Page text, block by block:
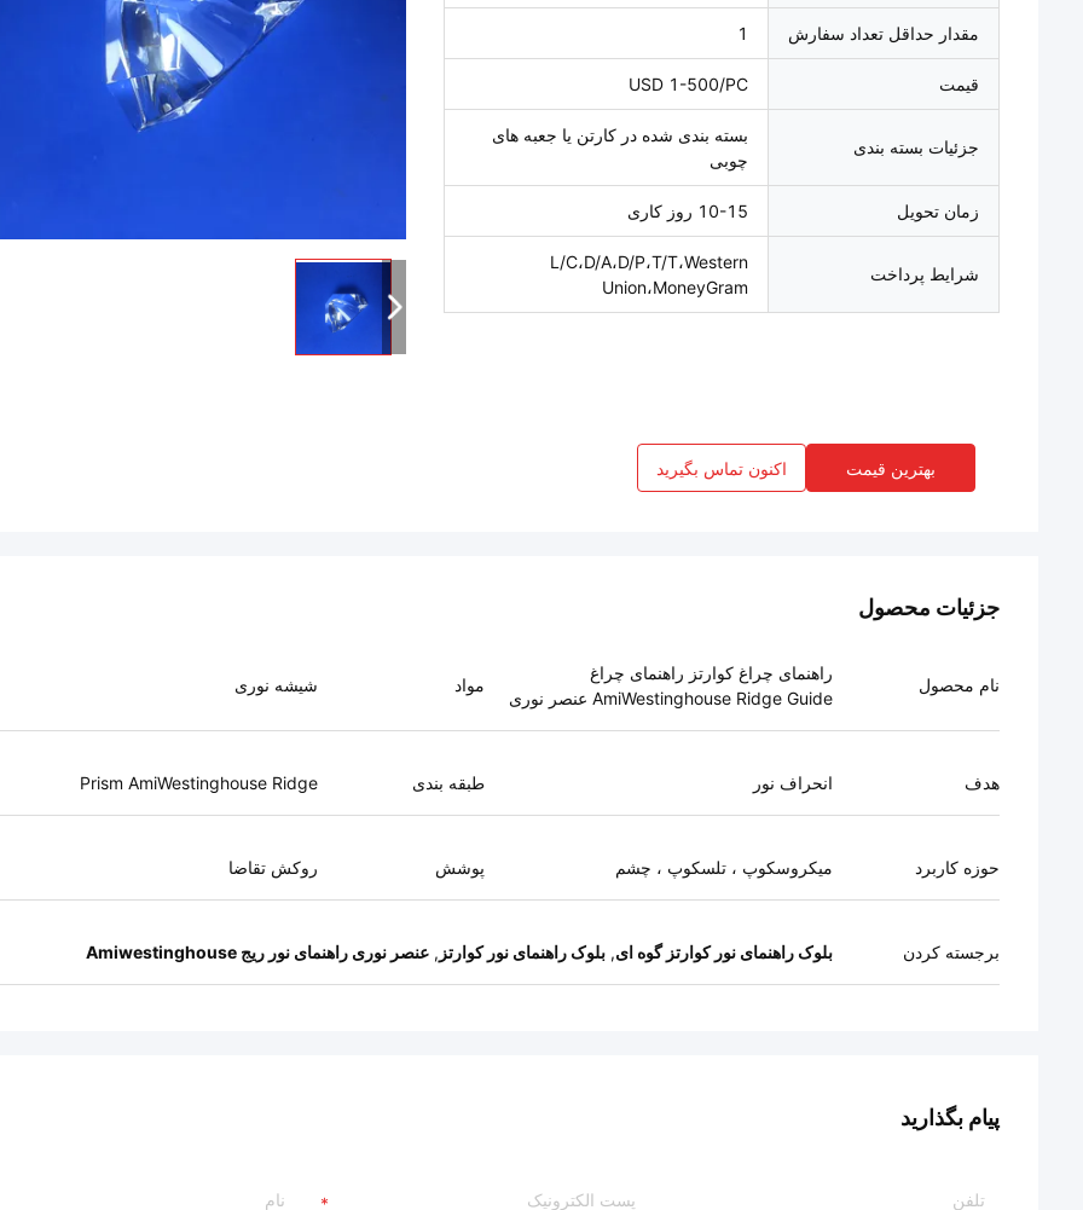
مقدار حداقل تعداد سفارش 1
قیمت USD 1-500/PC
جزئیات بسته بندی
بسته بندی شده در کارتن یا جعبه های
چوبی
زمان تحویل 10-15 روز کاری
شرایط پرداخت
L/C،D/A،D/P،T/T،Western
Union،MoneyGram
بهترین قیمت اکنون تماس بگیرید
جزئیات محصول
نام محصول
راهنمای چراغ کوارتز راهنمای چراغ
AmiWestinghouse Ridge Guide عنصر نوری
مواد شیشه نوری
هدف انحراف نور طبقه بندی Prism AmiWestinghouse Ridge
حوزه کاربرد میکروسکوپ ، تلسکوپ ، چشم پوشش روکش تقاضا
برجسته کردن بلوک راهنمای نور کوارتز گوه ای, بلوک راهنمای نور کوارتز , عنصر نوری راهنمای نور ریج Amiwestinghouse
پیام بگذارید